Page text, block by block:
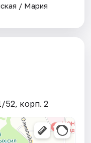
/ Мария
52, корп. 2